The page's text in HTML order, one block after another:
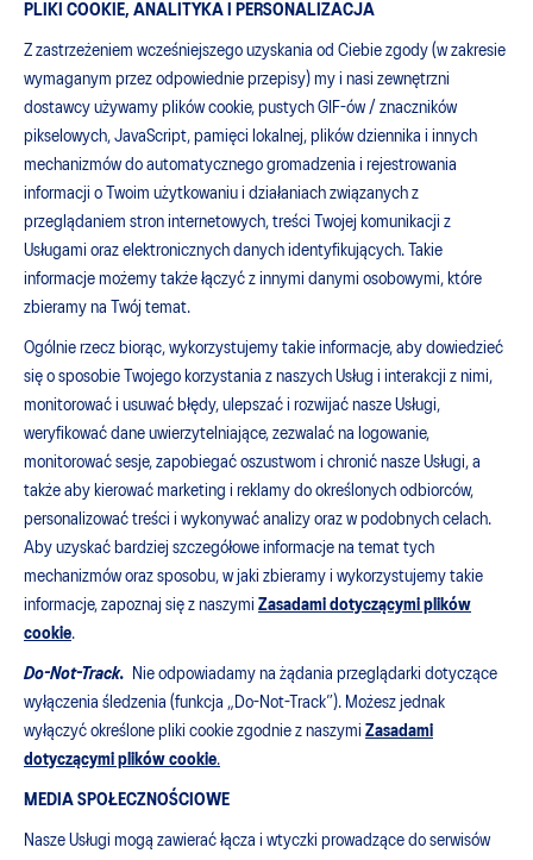
PLIKI COOKIE, ANALITYKA I PERSONALIZACJA
Z zastrzeżeniem wcześniejszego uzyskania od Ciebie zgody (w zakresie
wymaganym przez odpowiednie przepisy) my i nasi zewnętrzni
dostawcy używamy plików cookie, pustych GIF-ów / znaczników
pikselowych, JavaScript, pamięci lokalnej, plików dziennika i innych
mechanizmów do automatycznego gromadzenia i rejestrowania
informacji o Twoim użytkowaniu i działaniach związanych z
przeglądaniem stron internetowych, treści Twojej komunikacji z
Usługami oraz elektronicznych danych identyfikujących. Takie
informacje możemy także łączyć z innymi danymi osobowymi, które
zbieramy na Twój temat.
Ogólnie rzecz biorąc, wykorzystujemy takie informacje, aby dowiedzieć
się o sposobie Twojego korzystania z naszych Usług i interakcji z nimi,
monitorować i usuwać błędy, ulepszać i rozwijać nasze Usługi,
weryfikować dane uwierzytelniające, zezwalać na logowanie,
monitorować sesje, zapobiegać oszustwom i chronić nasze Usługi, a
także aby kierować marketing i reklamy do określonych odbiorców,
personalizować treści i wykonywać analizy oraz w podobnych celach.
Aby uzyskać bardziej szczegółowe informacje na temat tych
mechanizmów oraz sposobu, w jaki zbieramy i wykorzystujemy takie
informacje, zapoznaj się z naszymi Zasadami dotyczącymi plików
cookie.
Do-Not-Track.
Nie odpowiadamy na żądania przeglądarki dotyczące
wyłączenia śledzenia (funkcja „Do-Not-Track”). Możesz jednak
wyłączyć określone pliki cookie zgodnie z naszymi Zasadami
dotyczącymi plików cookie.
MEDIA SPOŁECZNOŚCIOWE
Nasze Usługi mogą zawierać łącza i wtyczki prowadzące do serwisów